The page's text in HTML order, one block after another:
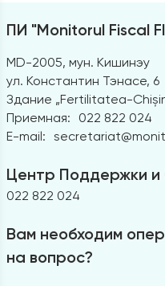
ПИ "Monitorul Fiscal
MD-2005, мун. Кишинэу
ул. Константин Тэнасе, 6
Здание „Fertilitatea-
Приемная:
022 822 024
E-mail:
Центр Поддержки и
022 822 024
Вам необходим
на вопрос?